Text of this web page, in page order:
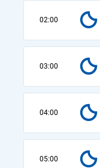
02:00
03:00
04:00
05:00